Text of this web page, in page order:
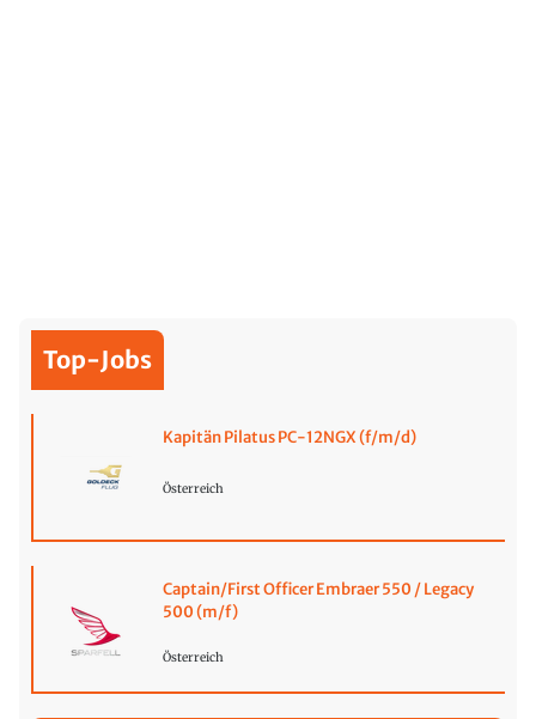
Top-Jobs
Kapitän Pilatus PC-12NGX (f/m/d)
Österreich
Captain/First Officer Embraer 550 / Legacy
500 (m/f)
Österreich